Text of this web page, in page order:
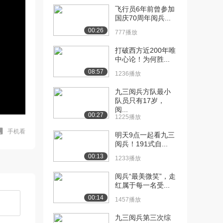
手机看
00:26
飞行员6年前曾参加
国庆70周年阅兵...
777播放
08:57
打破西方近200年唯
中心论！为何胜...
1236播放
00:27
九三阅兵方队最小
队员只有17岁，
阅...
1225播放
00:13
明天9点一起看九三
阅兵！191式自...
1233播放
00:14
阅兵“最美微笑”，走
红属于每一名受...
1457播放
九三阅兵第三次综